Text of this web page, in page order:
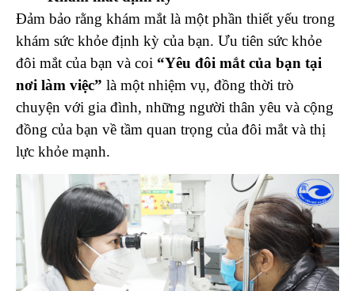
Đảm bảo rằng khám mắt là một phần thiết yếu trong
khám sức khỏe định kỳ của bạn. Ưu tiên sức khỏe
đôi mắt của bạn và coi “Yêu đôi mắt của bạn tại
nơi làm việc” là một nhiệm vụ, đồng thời trò
chuyện với gia đình, những người thân yêu và cộng
đồng của bạn về tầm quan trọng của đôi mắt và thị
lực khỏe mạnh.